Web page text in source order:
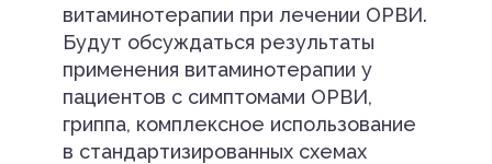
витаминотерапии при лечении ОРВИ.
Будут обсуждаться результаты
применения витаминотерапии у
пациентов с симптомами ОРВИ,
гриппа, комплексное использование
в стандартизированных схемах